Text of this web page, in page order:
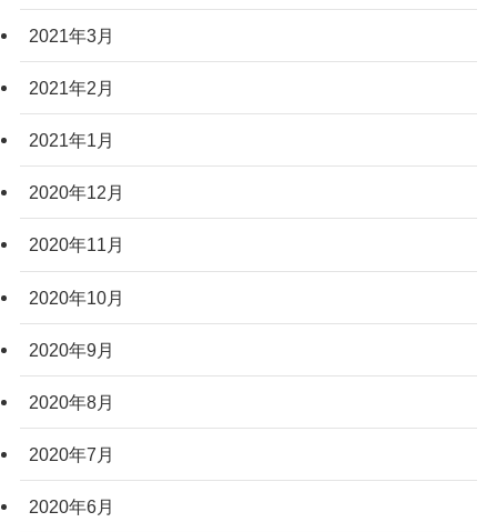
2021年3月
2021年2月
2021年1月
2020年12月
2020年11月
2020年10月
2020年9月
2020年8月
2020年7月
2020年6月